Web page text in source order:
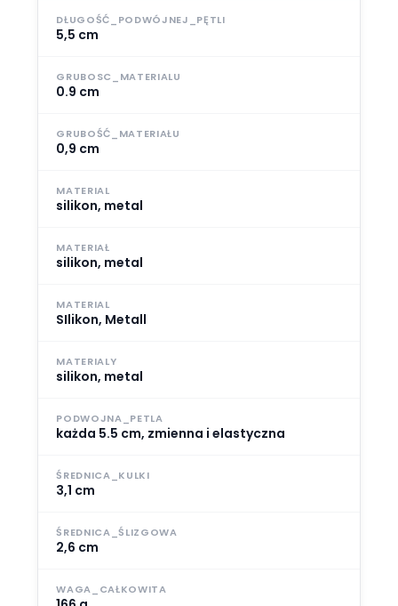
DŁUGOŚĆ_PODWÓJNEJ_PĘTLI
5,5 cm
GRUBOSC_MATERIALU
0.9 cm
GRUBOŚĆ_MATERIAŁU
0,9 cm
MATERIAL
silikon, metal
MATERIAŁ
silikon, metal
MATERIAL
SIlikon, Metall
MATERIALY
silikon, metal
PODWOJNA_PETLA
każda 5.5 cm, zmienna i elastyczna
ŚREDNICA_KULKI
3,1 cm
ŚREDNICA_ŚLIZGOWA
2,6 cm
WAGA_CAŁKOWITA